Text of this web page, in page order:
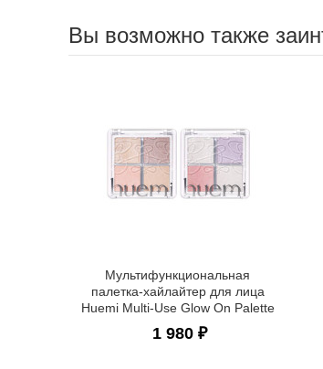
Вы возможно также
Мультифункциональная
палетка-хайлайтер для лица
Huemi Multi-Use Glow On Palette
1 980 ₽